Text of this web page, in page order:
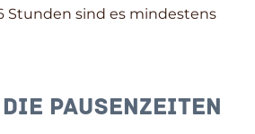
Stunden sind es mindestens
Pausenzeiten